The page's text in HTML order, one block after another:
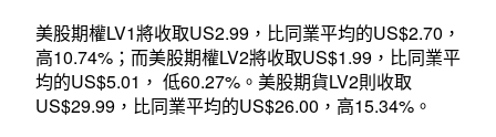
美股期權LV1將收取US2.99，比同業平均的US$2.70，
高10.74%；而美股期權LV2將收取US$1.99，比同業平
均的US$5.01， 低60.27%。美股期貨LV2則收取
US$29.99，比同業平均的US$26.00，高15.34%。